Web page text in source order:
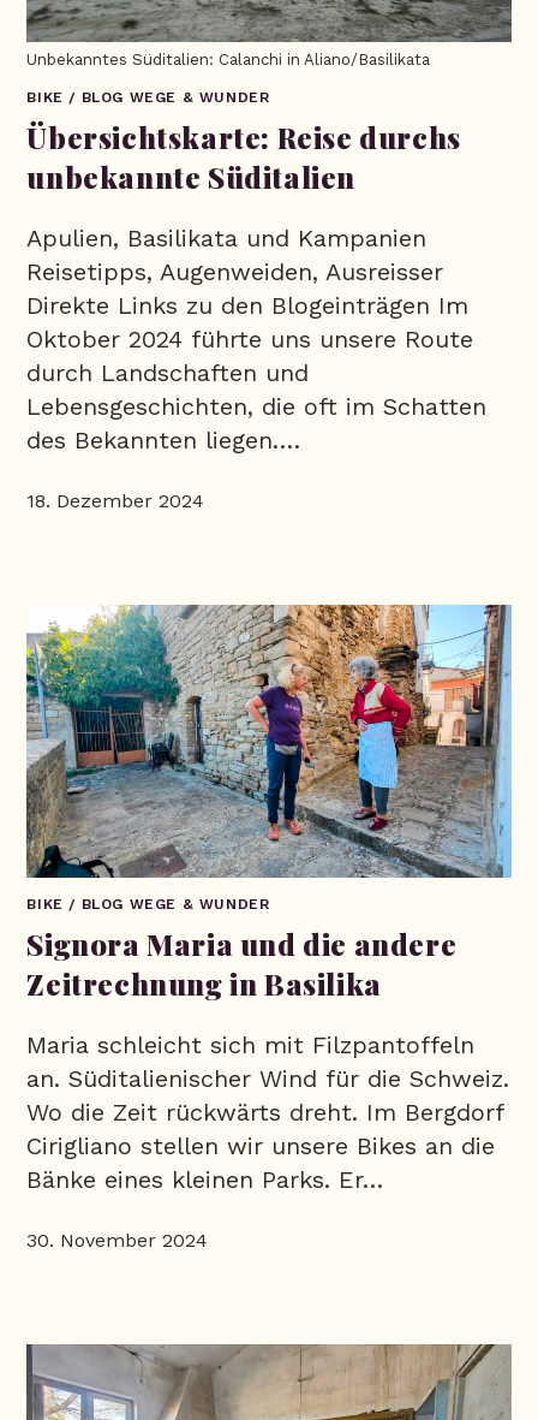
Unbekanntes Süditalien: Calanchi in Aliano/Basilikata
BIKE / BLOG WEGE & WUNDER
Übersichtskarte: Reise durchs
unbekannte Süditalien
Apulien, Basilikata und Kampanien
Reisetipps, Augenweiden, Ausreisser
Direkte Links zu den Blogeinträgen Im
Oktober 2024 führte uns unsere Route
durch Landschaften und
Lebensgeschichten, die oft im Schatten
des Bekannten liegen.…
18. Dezember 2024
BIKE / BLOG WEGE & WUNDER
Signora Maria und die andere
Zeitrechnung in Basilika
Maria schleicht sich mit Filzpantoffeln
an. Süditalienischer Wind für die Schweiz.
Wo die Zeit rückwärts dreht. Im Bergdorf
Cirigliano stellen wir unsere Bikes an die
Bänke eines kleinen Parks. Er…
30. November 2024